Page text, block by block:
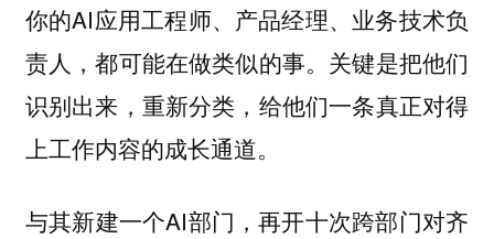
你的AI应用工程师、产品经理、业务技术负
责人，都可能在做类似的事。关键是把他们
识别出来，重新分类，给他们一条真正对得
上工作内容的成长通道。
与其新建一个AI部门，再开十次跨部门对齐